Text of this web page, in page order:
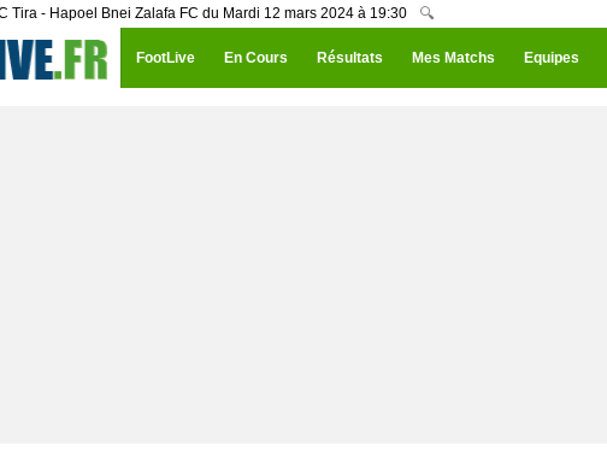
Tira - Hapoel Bnei Zalafa FC du Mardi 12 mars 2024 à 19:30 🔍
FootLive En Cours Résultats Mes Matchs Equipes